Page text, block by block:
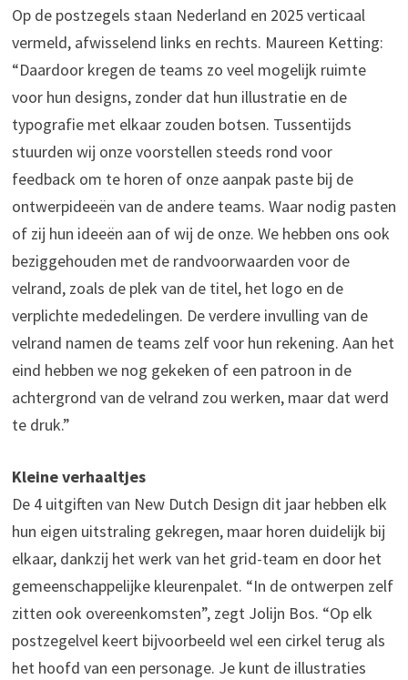
Op de postzegels staan Nederland en 2025 verticaal
vermeld, afwisselend links en rechts. Maureen Ketting:
“Daardoor kregen de teams zo veel mogelijk ruimte
voor hun designs, zonder dat hun illustratie en de
typografie met elkaar zouden botsen. Tussentijds
stuurden wij onze voorstellen steeds rond voor
feedback om te horen of onze aanpak paste bij de
ontwerpideeën van de andere teams. Waar nodig pasten
of zij hun ideeën aan of wij de onze. We hebben ons ook
beziggehouden met de randvoorwaarden voor de
velrand, zoals de plek van de titel, het logo en de
verplichte mededelingen. De verdere invulling van de
velrand namen de teams zelf voor hun rekening. Aan het
eind hebben we nog gekeken of een patroon in de
achtergrond van de velrand zou werken, maar dat werd
te druk.”
Kleine verhaaltjes
De 4 uitgiften van New Dutch Design dit jaar hebben elk
hun eigen uitstraling gekregen, maar horen duidelijk bij
elkaar, dankzij het werk van het grid-team en door het
gemeenschappelijke kleurenpalet. “In de ontwerpen zelf
zitten ook overeenkomsten”, zegt Jolijn Bos. “Op elk
postzegelvel keert bijvoorbeeld wel een cirkel terug als
het hoofd van een personage. Je kunt de illustraties